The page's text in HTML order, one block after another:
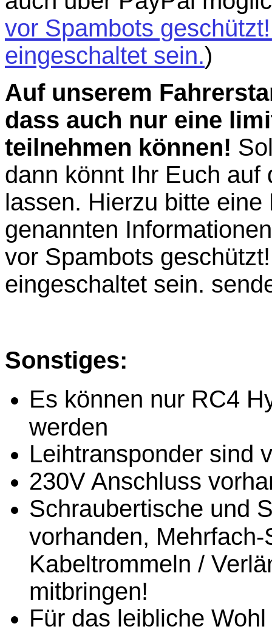
vor Spambots
eingeschaltet sein.)
Auf unserem
dass auch nur eine
teilnehmen können!
dann könnt Ihr Euch
lassen. Hierzu bitte
genannten
vor Spambots
eingeschaltet sein.
Sonstiges:
Es können nur RC4
werden
Leihtransponder sind
230V Anschluss
Schraubertische und
vorhanden,
Kabeltrommeln /
mitbringen!
Für das leibliche